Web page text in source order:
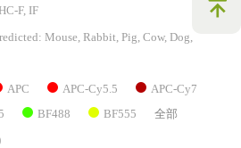
F, IF
Mouse, Rabbit, Pig, Cow, Dog,
APC APC-Cy5.5 APC-Cy7
BF488 BF555 全部